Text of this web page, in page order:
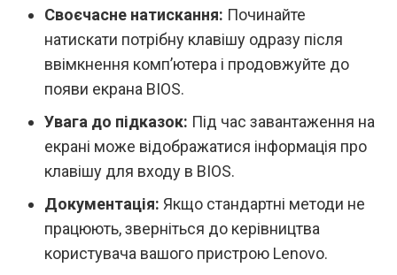
Своєчасне натискання: Починайте
натискати потрібну клавішу одразу після
ввімкнення комп’ютера і продовжуйте до
появи екрана BIOS.
Увага до підказок: Під час завантаження на
екрані може відображатися інформація про
клавішу для входу в BIOS.
Документація: Якщо стандартні методи не
працюють, зверніться до керівництва
користувача вашого пристрою Lenovo.